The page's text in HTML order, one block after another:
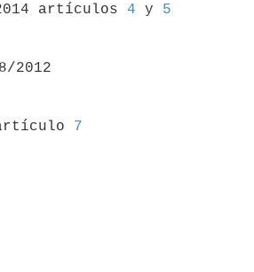
artículos 4 y 5
2012
artículo 7